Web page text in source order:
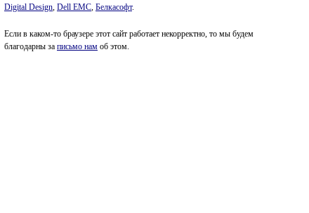
Digital Design, Dell EMC, Белкасофт.
Если в каком-то браузере этот сайт работает некорректно, то мы будем
благодарны за письмо нам об этом.